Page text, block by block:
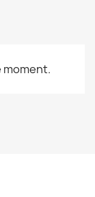
moment.